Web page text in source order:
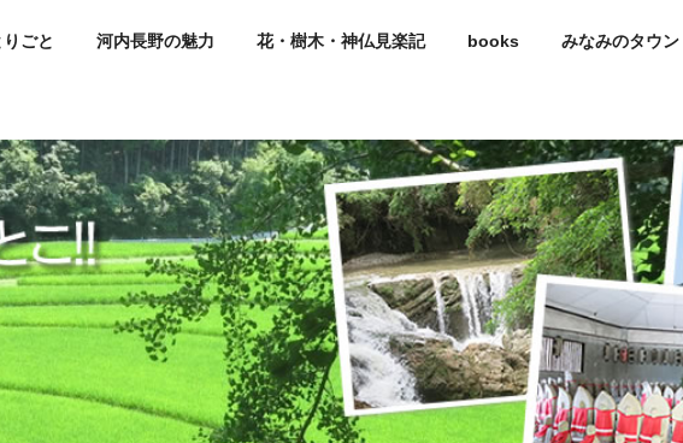
ごと 河内長野の魅力 花・樹木・神仏見楽記 books みなみのタウン